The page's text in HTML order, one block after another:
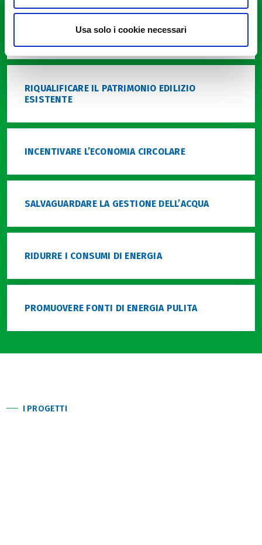
Usa solo i cookie necessari
VALORIZZARE I MEZZI DI TRASPORTO A BASSO
IMPATTO AMBIENTALE
RIQUALIFICARE IL PATRIMONIO EDILIZIO
ESISTENTE
INCENTIVARE L’ECONOMIA CIRCOLARE
SALVAGUARDARE LA GESTIONE DELL’ACQUA
RIDURRE I CONSUMI DI ENERGIA
PROMUOVERE FONTI DI ENERGIA PULITA
I PROGETTI